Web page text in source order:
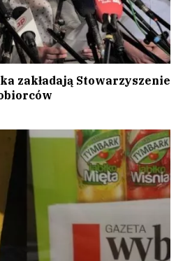
zakładają Stowarzyszenie